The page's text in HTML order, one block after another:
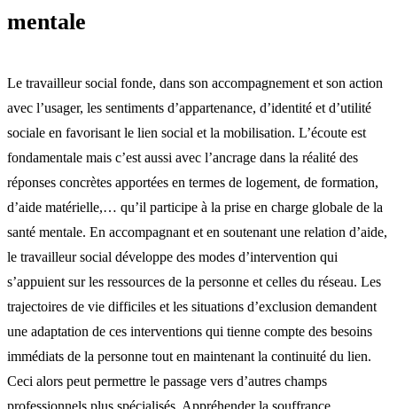
mentale
Le travailleur social fonde, dans son accompagnement et son action
avec l’usager, les sentiments d’appartenance, d’identité et d’utilité
sociale en favorisant le lien social et la mobilisation. L’écoute est
fondamentale mais c’est aussi avec l’ancrage dans la réalité des
réponses concrètes apportées en termes de logement, de formation,
d’aide matérielle,… qu’il participe à la prise en charge globale de la
santé mentale. En accompagnant et en soutenant une relation d’aide,
le travailleur social développe des modes d’intervention qui
s’appuient sur les ressources de la personne et celles du réseau. Les
trajectoires de vie difficiles et les situations d’exclusion demandent
une adaptation de ces interventions qui tienne compte des besoins
immédiats de la personne tout en maintenant la continuité du lien.
Ceci alors peut permettre le passage vers d’autres champs
professionnels plus spécialisés. Appréhender la souffrance